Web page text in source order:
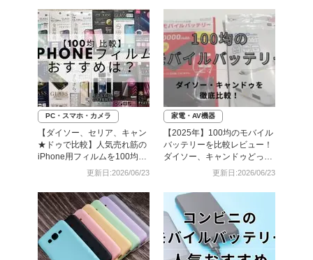
PC・スマホ・カメラ
【ダイソー、セリア、キャン
★ドゥで比較】人気売れ筋の
iPhone用フィルムを100均で
全部買ってみた更新日:2026/06/23
家電・AV機器
【2025年】100均のモバイル
バッテリーを比較レビュー！
ダイソー、キャンドゥどっち
更新日:2026/06/23